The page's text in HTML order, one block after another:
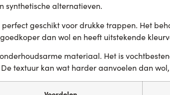
synthetische alternatieven.
geschikt voor drukke trappen. Het
dan wol en heeft uitstekende
materiaal. Het is
textuur kan wat harder aanvoelen dan